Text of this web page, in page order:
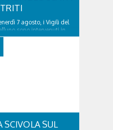
7 agosto, i Vigili del
sono intervenuti in
nel comune di Calalzo
strada rimasta bloccata
SCIVOLA SUL